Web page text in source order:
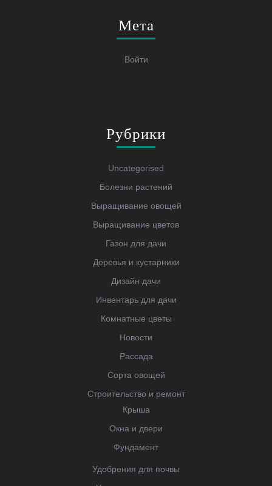
Мета
Войти
Рубрики
Uncategorised
Болезни растений
Выращивание овощей
Выращивание цветов
Газон для дачи
Деревья и кустарники
Дизайн дачи
Инвентарь для дачи
Комнатные цветы
Новости
Рассада
Сорта овощей
Строительство и ремонт
Крыша
Окна и двери
Фундамент
Удобрения для почвы